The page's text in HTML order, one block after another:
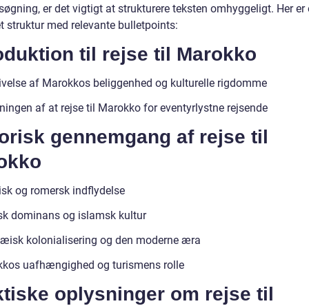
er det vigtigt at strukturere teksten omhyggeligt. Her er
struktur med relevante bulletpoints:
til rejse til Marokko
af Marokkos beliggenhed og kulturelle rigdomme
af at rejse til Marokko for eventyrlystne rejsende
gennemgang af rejse til
og romersk indflydelse
dominans og islamsk kultur
kolonialisering og den moderne æra
uafhængighed og turismens rolle
oplysninger om rejse til